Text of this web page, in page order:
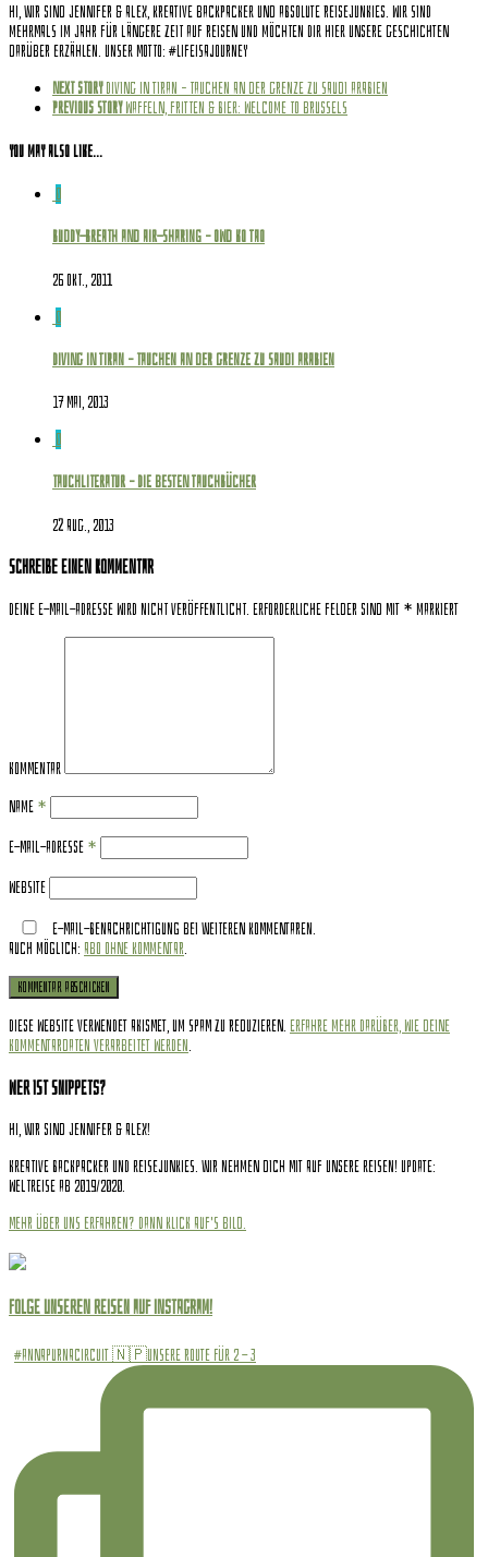
Hi, wir sind Jennifer & Alex, kreative Backpacker und absolute Reisejunkies. Wir sind
mehrmals im Jahr für längere Zeit auf Reisen und möchten dir hier unsere Geschichten
darüber erzählen. Unser Motto: #Lifeisajourney
Next story Diving in Tiran – Tauchen an der Grenze zu Saudi Arabien
Previous story Waffeln, Fritten & Bier: Welcome to Brussels
You may also like...
0
Buddy-Breath and Air-Sharing – OWD Ko Tao
26 Okt., 2011
0
Diving in Tiran – Tauchen an der Grenze zu Saudi Arabien
17 Mai, 2013
0
Tauchliteratur – Die besten Tauchbücher
22 Aug., 2013
Schreibe einen Kommentar
Deine E-Mail-Adresse wird nicht veröffentlicht. Erforderliche Felder sind mit * markiert
Kommentar
Name *
E-Mail-Adresse *
Website
E-Mail-Benachrichtigung bei weiteren Kommentaren.
Auch möglich: Abo ohne Kommentar.
Diese Website verwendet Akismet, um Spam zu reduzieren. Erfahre mehr darüber, wie deine
Kommentardaten verarbeitet werden.
Wer ist Snippets?
Hi, wir sind Jennifer & Alex!
Kreative Backpacker und Reisejunkies. Wir nehmen dich mit auf unsere Reisen! Update:
Weltreise ab 2019/2020.
Mehr über uns erfahren? Dann klick auf's Bild.
Folge unseren Reisen auf INSTAGRAM!
#annapurnacircuit 🇳🇵Unsere Route für 2 - 3